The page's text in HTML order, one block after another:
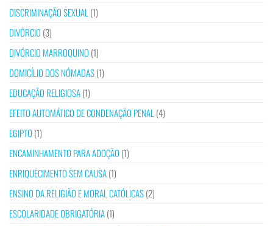
DISCRIMINAÇÃO SEXUAL (1)
DIVÓRCIO (3)
DIVÓRCIO MARROQUINO (1)
DOMICÍLIO DOS NÓMADAS(1)
EDUCAÇÃO RELIGIOSA(1)
EFEITO AUTOMÁTICO DE CONDENAÇÃO PENAL (4)
EGIPTO (1)
ENCAMINHAMENTO PARA ADOÇÃO (1)
ENRIQUECIMENTO SEM CAUSA(1)
ENSINO DA RELIGIÃO E MORAL CATÓLICAS(2)
ESCOLARIDADE OBRIGATÓRIA(1)